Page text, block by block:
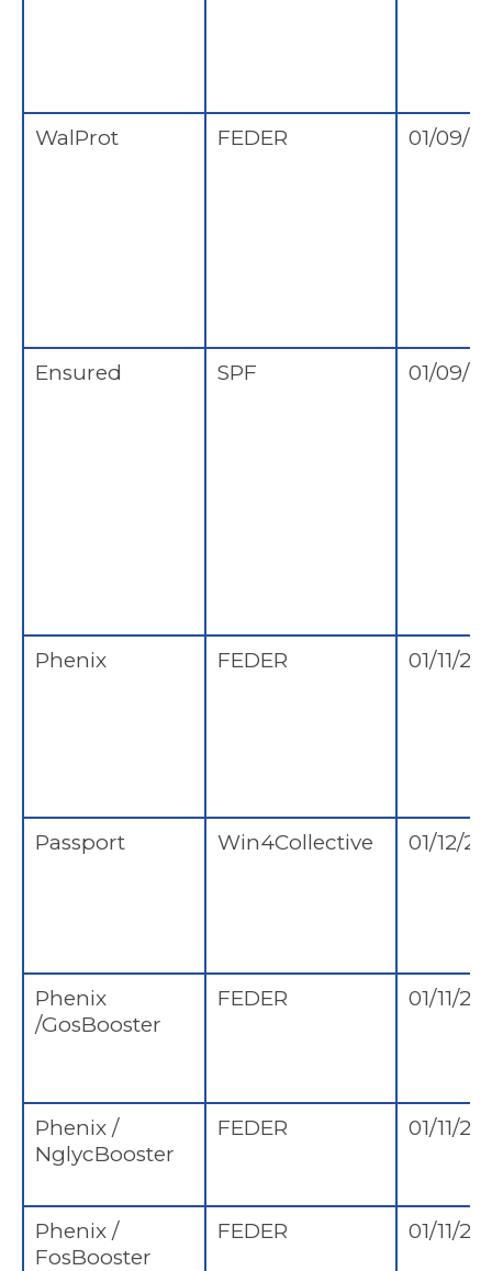
WalProt FEDER 01/09/
Ensured SPF 01/09/
Phenix FEDER 01/11/
Passport Win4Collective 01/12/
Phenix
/GosBooster
FEDER 01/11/
Phenix /
NglycBooster
FEDER 01/11/
Phenix /
FosBooster
FEDER 01/11/